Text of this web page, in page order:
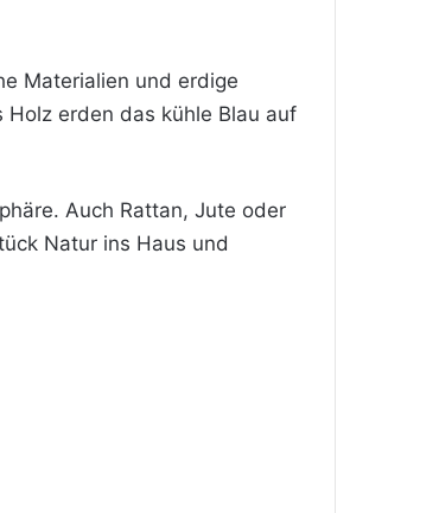
Materialien und erdige
erden das kühle Blau auf
Auch Rattan, Jute oder
Natur ins Haus und